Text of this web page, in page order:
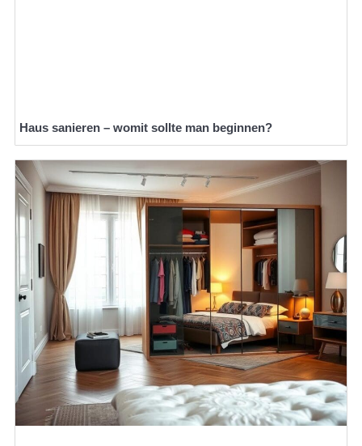
Haus sanieren – womit sollte man beginnen?